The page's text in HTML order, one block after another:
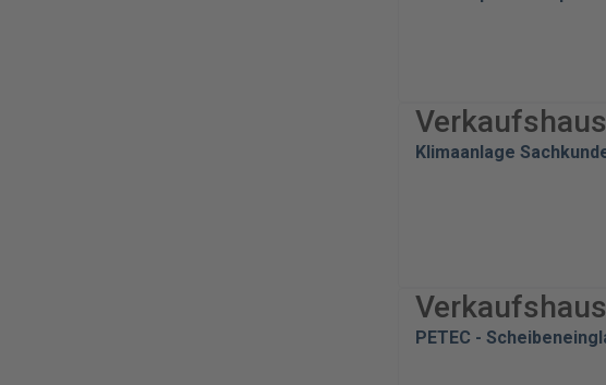
Klimaanlage
PETEC -